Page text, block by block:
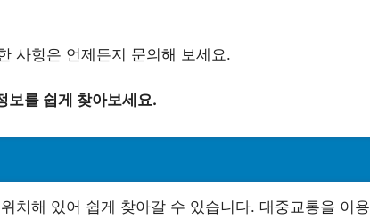
사항은 언제든지 문의해 보세요.
보를 쉽게 찾아보세요.
치해 있어 쉽게 찾아갈 수 있습니다. 대중교통을 이용